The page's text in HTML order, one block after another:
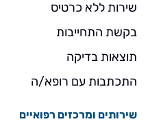
שירות ללא כרטיס
בקשת התחייבות
תוצאות בדיקה
התכתבות עם רופא/ה
שירותים ומרכזים רפואיים